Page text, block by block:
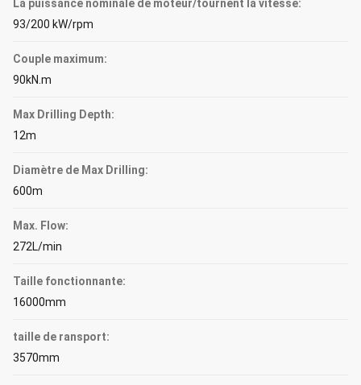
La puissance nominale de moteur/tournent la vitesse:
93/200 kW/rpm
Couple maximum:
90kN.m
Max Drilling Depth:
12m
Diamètre de Max Drilling:
600m
Max. Flow:
272L/min
Taille fonctionnante:
16000mm
taille de ransport:
3570mm